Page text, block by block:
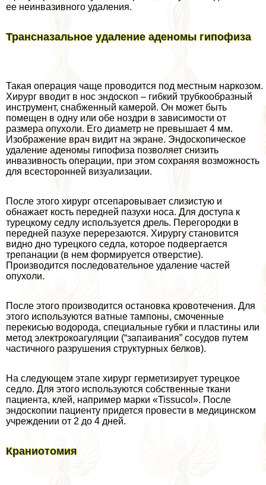
ее неинвазивного удаления.
Трансназальное удаление аденомы гипофиза
Такая операция чаще проводится под местным наркозом.
Хирург вводит в нос эндоскоп – гибкий трубкообразный
инструмент, снабженный камерой. Он может быть
помещен в одну или обе ноздри в зависимости от
размера опухоли. Его диаметр не превышает 4 мм.
Изображение врач видит на экране. Эндоскопическое
удаление аденомы гипофиза позволяет снизить
инвазивность операции, при этом сохраняя возможность
для всесторонней визуализации.
После этого хирург отсепаровывает слизистую и
обнажает кость передней пазухи носа. Для доступа к
турецкому седлу используется дрель. Перегородки в
передней пазухе перерезаются. Хирургу становится
видно дно турецкого седла, которое подвергается
трепанации (в нем формируется отверстие).
Производится последовательное удаление частей
опухоли.
После этого производится остановка кровотечения. Для
этого используются ватные тампоны, смоченные
перекисью водорода, специальные губки и пластины или
метод электрокоагуляции (“запаивания” сосудов путем
частичного разрушения структурных белков).
На следующем этапе хирург герметизирует турецкое
седло. Для этого используются собственные ткани
пациента, клей, например марки «Tissucol». После
эндоскопии пациенту придется провести в медицинском
учреждении от 2 до 4 дней.
Краниотомия